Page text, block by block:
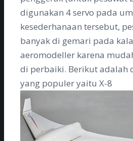
digunakan 4 servo pada
kesederhanaan tersebut,
banyak di gemari pada
aeromodeller karena
di perbaiki. Berikut adalah
yang populer yaitu X-8